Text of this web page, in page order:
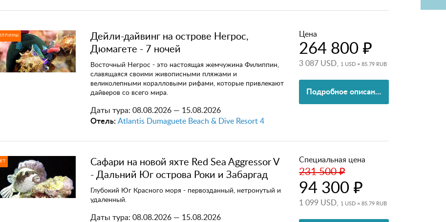
Дейли-дайвинг на острове Негрос,
Дюмагете - 7 ночей
Восточный Негрос - это настоящая жемчужина Филиппин,
славящаяся своими живописными пляжами и
великолепными коралловыми рифами, которые привлекают
дайверов со всего мира.
Даты тура: 08.08.2026 — 15.08.2026
Отель: Atlantis Dumaguete Beach & Dive Resort 4
Цена
264 800 ₽
3 087 USD, 1 USD = 85.79 RUB
Подробное описание
Сафари на новой яхте Red Sea Aggressor V
- Дальний Юг острова Роки и Забаргад
Глубокий Юг Красного моря - первозданный, нетронутый и
удаленный.
Даты тура: 08.08.2026 — 15.08.2026
Специальная цена
231 500 ₽
94 300 ₽
1 099 USD, 1 USD = 85.79 RUB